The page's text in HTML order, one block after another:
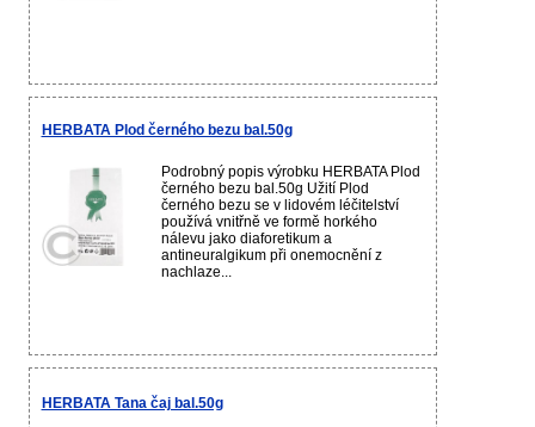
HERBATA Plod černého bezu bal.50g
Podrobný popis výrobku HERBATA Plod
černého bezu bal.50g Užití Plod
černého bezu se v lidovém léčitelství
používá vnitřně ve formě horkého
nálevu jako diaforetikum a
antineuralgikum při onemocnění z
nachlaze...
HERBATA Tana čaj bal.50g